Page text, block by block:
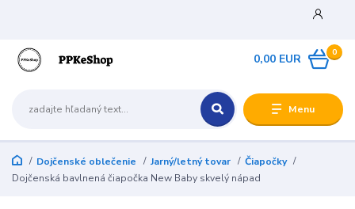
Menu
0
0,00 EUR
Dojčenské oblečenie Jarný/letný tovar
Čiapočky
Dojčenská bavlnená čiapočka New Baby skvelý nápad